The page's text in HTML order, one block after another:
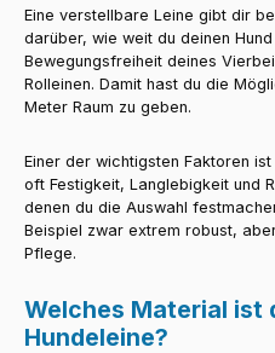
Eine verstellbare Leine gibt dir
darüber, wie weit du deinen
Bewegungsfreiheit deines
Rolleinen. Damit hast du die
Meter Raum zu geben.
Einer der wichtigsten Faktoren
oft Festigkeit, Langlebigkeit und
denen du die Auswahl
Beispiel zwar extrem robust,
Pflege.
Welches Material ist
Hundeleine?